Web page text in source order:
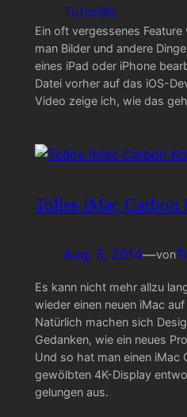
Tutorials
Ein oft vergessenes
man Bilder und andere
eines iPad oder iPhone
Datei vorher auf das iOS-
Video zeige ich, wie das
Tolles iMac Carbon
Aug. 5, 2014—von
Es kann nicht mehr allzu
wieder einen neuen iMac
Natürlich machen sich
Gedanken, wie ein neues
Und so hat man einen iMac
gewölbten 4K-Display
gelungen aus.